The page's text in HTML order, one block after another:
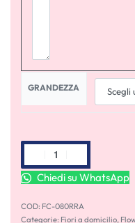
GRANDEZZA
Chiedi su WhatsApp
FC-080RRA
Categorie: Fiori a domicilio,